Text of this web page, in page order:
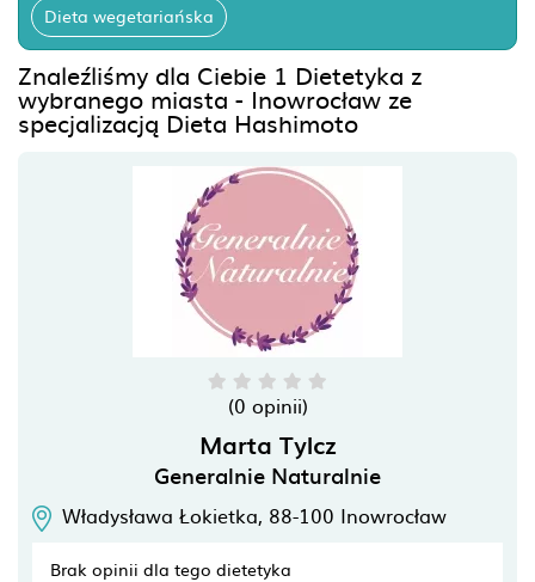
Dieta wegetariańska
Znaleźliśmy dla Ciebie 1 Dietetyka z
wybranego miasta - Inowrocław ze
specjalizacją Dieta Hashimoto
(0 opinii)
Marta Tylcz
Generalnie Naturalnie
Władysława Łokietka, 88-100 Inowrocław
Brak opinii dla tego dietetyka